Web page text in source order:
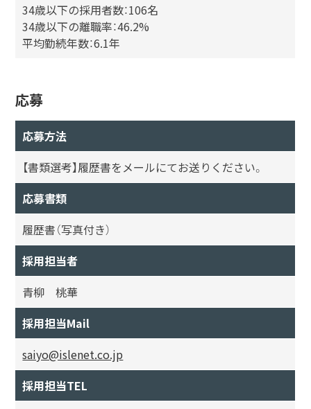
34歳以下の採用者数：106名
34歳以下の離職率：46.2%
平均勤続年数：6.1年
応募
応募方法
【書類選考】履歴書をメールにてお送りください。
応募書類
履歴書（写真付き）
採用担当者
青柳 桃華
採用担当Mail
saiyo@islenet.co.jp
採用担当TEL